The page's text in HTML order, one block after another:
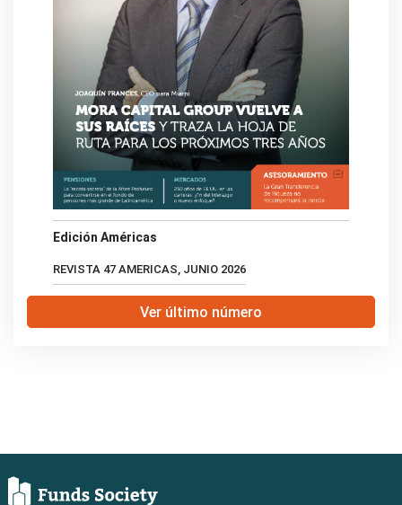
Edición Américas
REVISTA 47 AMERICAS, JUNIO 2026
Ver último número